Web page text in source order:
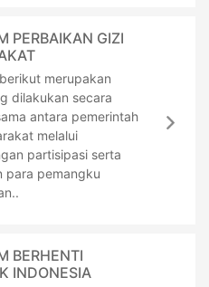
PERBAIKAN GIZI
merupakan
dilakukan secara
antara pemerintah
melalui
partisipasi serta
para pemangku
BERHENTI
INDONESIA